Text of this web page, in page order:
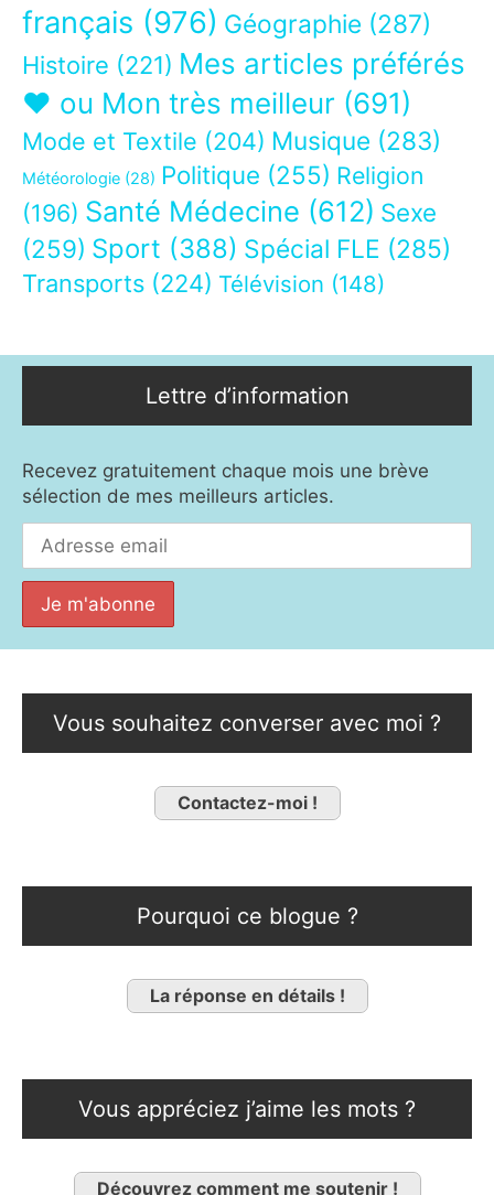
français (976) Géographie (287)
Histoire (221) Mes articles préférés
❤ ou Mon très meilleur (691)
Mode et Textile (204) Musique (283)
Météorologie (28) Politique (255) Religion
(196) Santé Médecine (612) Sexe
(259) Sport (388) Spécial FLE (285)
Transports (224) Télévision (148)
Lettre d’information
Recevez gratuitement chaque mois une brève
sélection de mes meilleurs articles.
Vous souhaitez converser avec moi ?
Contactez-moi !
Pourquoi ce blogue ?
La réponse en détails !
Vous appréciez j’aime les mots ?
Découvrez comment me soutenir !